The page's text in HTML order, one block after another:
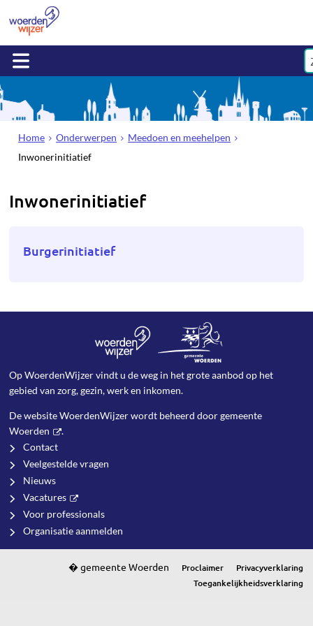
Home Onderwerpen
Meedoen en meehelpen
Inwonerinitiatief
Inwonerinitiatief
Burgerinitiatief
Op WoerdenWijzer vindt u de weg in het grote aanbod op het
gebied van zorg, gezin, werk en inkomen.
De website WoerdenWijzer wordt beheerd doorgemeente
Woerden
.
Contact
Veelgestelde vragen
Nieuws
Vacatures
Voor professionals
Organisatie aanmelden
Proclaimer
Privacyverklaring
Toegankelijkheidsverklaring